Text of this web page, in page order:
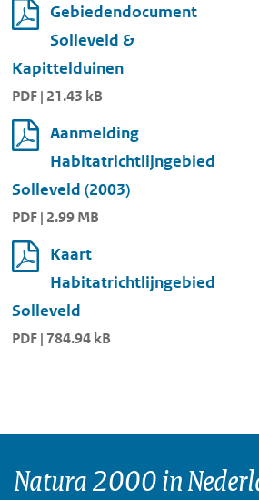
Gebiedendocument
Solleveld &
Kapittelduinen
PDF | 21.43 kB
Aanmelding
Habitatrichtlijngebied
Solleveld (2003)
PDF | 2.99 MB
Kaart
Habitatrichtlijngebied
Solleveld
PDF | 784.94 kB
Natura 2000 in